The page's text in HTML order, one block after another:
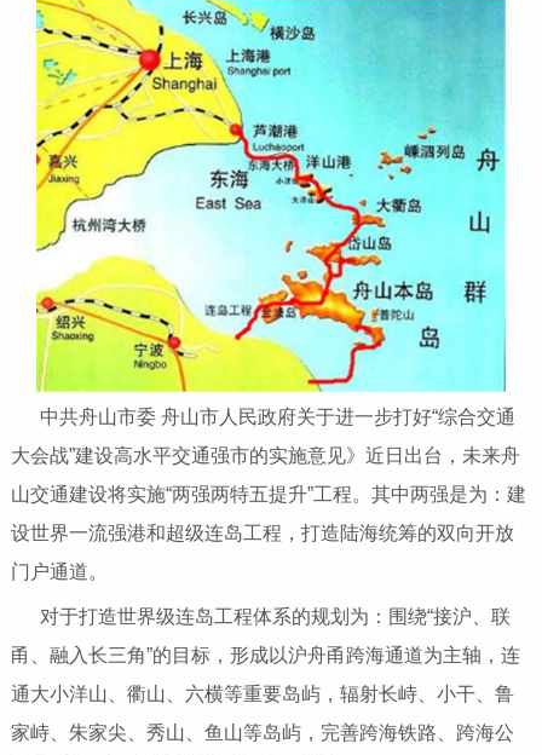
中共舟山市委 舟山市人民政府关于进一步打好“综合交通
大会战”建设高水平交通强市的实施意见》近日出台，未来舟
山交通建设将实施“两强两特五提升”工程。其中两强是为：建
设世界一流强港和超级连岛工程，打造陆海统筹的双向开放
门户通道。
对于打造世界级连岛工程体系的规划为：围绕“接沪、联
甬、融入长三角”的目标，形成以沪舟甬跨海通道为主轴，连
通大小洋山、衢山、六横等重要岛屿，辐射长峙、小干、鲁
家峙、朱家尖、秀山、鱼山等岛屿，完善跨海铁路、跨海公